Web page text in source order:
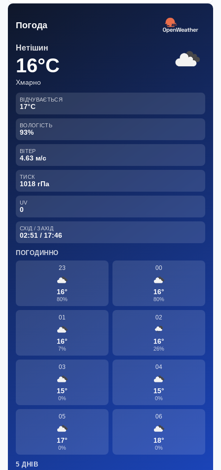
Погода
Нетішин
16°C
Хмарно
ВІДЧУВАЄТЬСЯ
17°C
ВОЛОГІСТЬ
93%
ВІТЕР
4.63 м/с
ТИСК
1018 гПа
UV
0
СХІД / ЗАХІД
02:51 / 17:46
ПОГОДИННО
23
16°
80%
00
16°
80%
01
16°
7%
02
16°
26%
03
15°
0%
04
15°
0%
05
17°
0%
06
18°
0%
5 ДНІВ